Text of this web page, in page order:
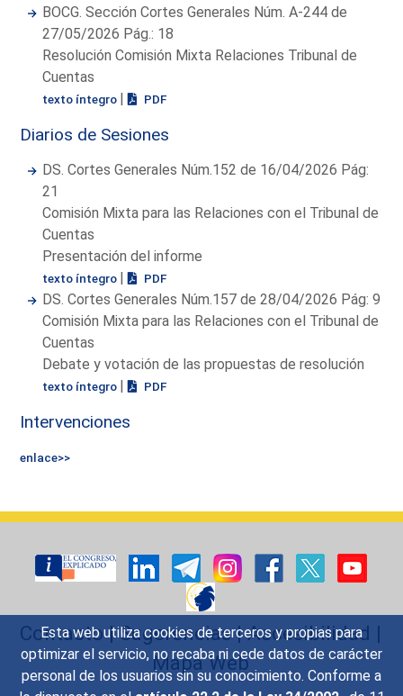
Esta web utiliza cookies de terceros y propias para
optimizar el servicio, no recaba ni cede datos de carácter
personal de los usuarios sin su conocimiento. Conforme a
BOCG. Sección Cortes Generales Núm. A-244 de
27/05/2026 Pág.: 18
Resolución Comisión Mixta Relaciones Tribunal de
Cuentas
texto íntegro | PDF
Diarios de Sesiones
DS. Cortes Generales Núm.152 de 16/04/2026 Pág:
21
Comisión Mixta para las Relaciones con el Tribunal de
Cuentas
Presentación del informe
texto íntegro | PDF
DS. Cortes Generales Núm.157 de 28/04/2026 Pág: 9
Comisión Mixta para las Relaciones con el Tribunal de
Cuentas
Debate y votación de las propuestas de resolución
texto íntegro | PDF
Intervenciones
enlace>>
Contacto|Sugerencias|Accesibilidad |
Mapa Web